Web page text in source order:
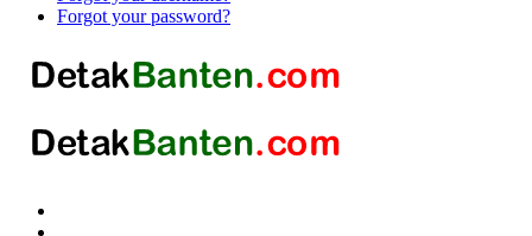
Forgot your password?